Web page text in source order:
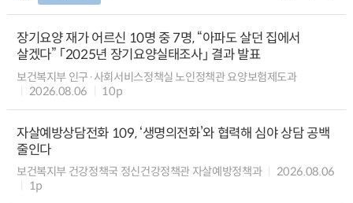
장기요양 재가 어르신 10명 중 7명, “아파도 살던 집에서
살겠다” 「2025년 장기요양실태조사」 결과 발표
보건복지부 인구·사회서비스정책실 노인정책관 요양보험제도과
2026.08.06
10p
자살예방상담전화 109, ‘생명의전화’와 협력해 심야 상담 공백
줄인다
보건복지부 건강정책국 정신건강정책관 자살예방정책과
2026.08.06
1p